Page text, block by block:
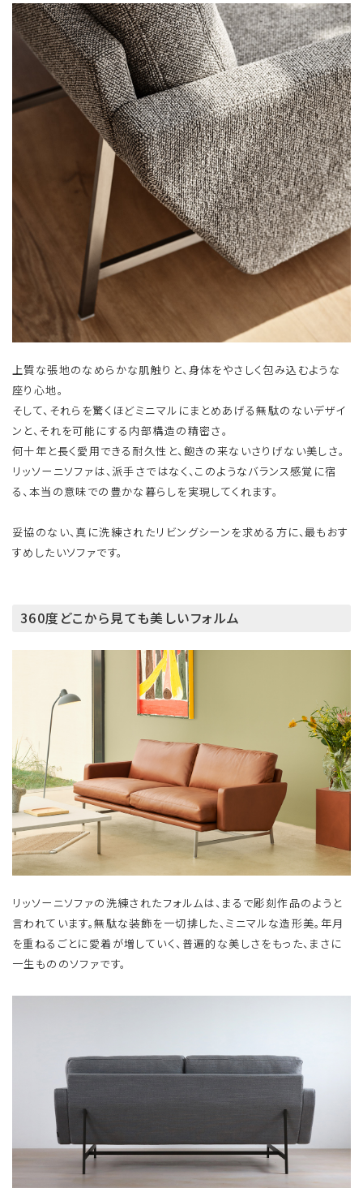
上質な張地のなめらかな肌触りと、身体をやさしく包み込むような
座り心地。
そして、それらを驚くほどミニマルにまとめあげる無駄のないデザイ
ンと、それを可能にする内部構造の精密さ。
何十年と長く愛用できる耐久性と、飽きの来ないさりげない美しさ。
リッソーニソファは、派手さではなく、このようなバランス感覚に宿
る、本当の意味での豊かな暮らしを実現してくれます。
妥協のない、真に洗練されたリビングシーンを求める方に、最もおす
すめしたいソファです。
360度どこから見ても美しいフォルム
リッソーニソファの洗練されたフォルムは、まるで彫刻作品のようと
言われています。無駄な装飾を一切排した、ミニマルな造形美。年月
を重ねるごとに愛着が増していく、普遍的な美しさをもった、まさに
一生もののソファです。